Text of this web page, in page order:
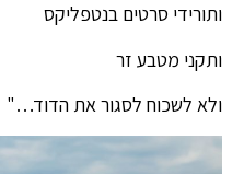
ותורידי סרטים בנטפליקס
ותקני מטבע זר
ולא לשכוח לסגור את הדוד…"